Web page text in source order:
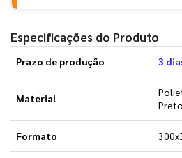
Especificações do Produto
Prazo de produção 3
Material
Preto
Formato